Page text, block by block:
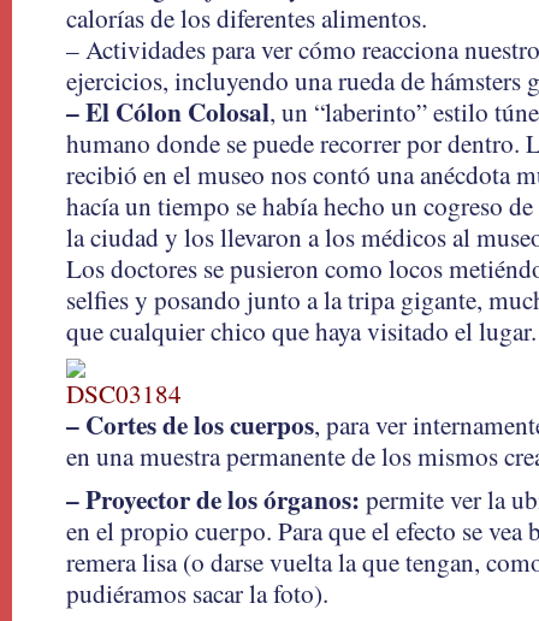
calorías de los diferentes alimentos.
– Actividades para ver cómo reacciona
ejercicios, incluyendo una rueda de hámsters
– El Cólon Colosal, un “laberinto” estilo
humano donde se puede recorrer por dentro.
recibió en el museo nos contó una anécdota
hacía un tiempo se había hecho un cogreso
la ciudad y los llevaron a los médicos al
Los doctores se pusieron como locos
selfies y posando junto a la tripa gigante,
que cualquier chico que haya visitado el lugar.
– Cortes de los cuerpos, para ver
en una muestra permanente de los mismos
– Proyector de los órganos: permite ver la
en el propio cuerpo. Para que el efecto se vea
remera lisa (o darse vuelta la que tengan,
pudiéramos sacar la foto).